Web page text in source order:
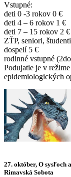
Vstupné:
deti 0 -3 rokov 0 €
deti 4 – 6 rokov 1 €
deti 7 – 15 rokov 2 €
ZŤP, seniori,
dospelí 5 €
rodinné vstupné
Podujatie je v
epidemiologických
27. október, O sysľoch
Rimavská Sobota